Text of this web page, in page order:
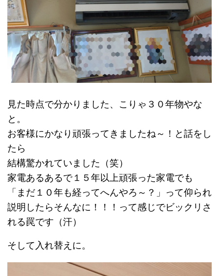
見た時点で分かりました、こりゃ３０年物やな
と。
お客様にかなり頑張ってきましたね～！と話をし
たら
結構驚かれていました（笑）
家電あるあるで１５年以上頑張った家電でも
「まだ１０年も経ってへんやろ～？」って仰られ
説明したらそんなに！！！って感じでビックリさ
れる罠です（汗）
そして入れ替えに。